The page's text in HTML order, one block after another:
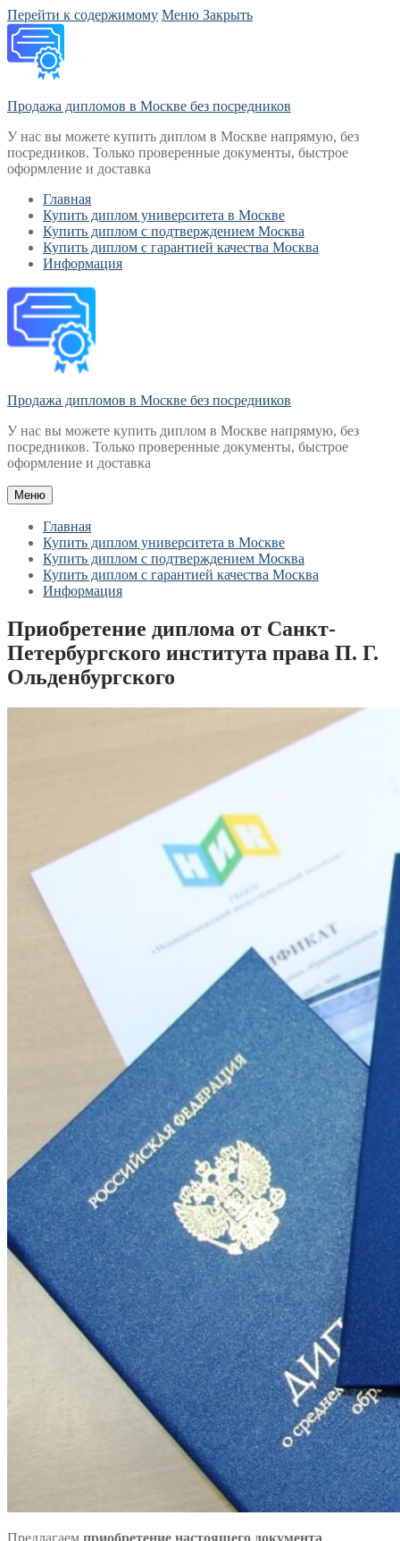
Перейти к содержимому Меню Закрыть
Продажа дипломов в Москве без посредников
У нас вы можете купить диплом в Москве напрямую, без
посредников. Только проверенные документы, быстрое
оформление и доставка
Главная
Купить диплом университета в Москве
Купить диплом с подтверждением Москва
Купить диплом с гарантией качества Москва
Информация
Продажа дипломов в Москве без посредников
У нас вы можете купить диплом в Москве напрямую, без
посредников. Только проверенные документы, быстрое
оформление и доставка
Меню
Главная
Купить диплом университета в Москве
Купить диплом с подтверждением Москва
Купить диплом с гарантией качества Москва
Информация
Приобретение диплома от Санкт-
Петербургского института права П. Г.
Ольденбургского
Предлагаем приобретение настоящего документа,